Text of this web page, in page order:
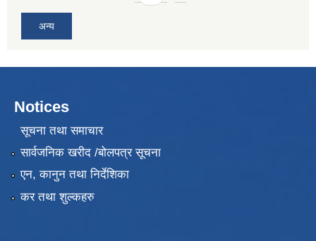
अन्य
Notices
सूचना तथा समाचार
सार्वजनिक खरीद /बोलपत्र सूचना
एन, कानुन तथा निर्देशिका
कर तथा शुल्कहरु